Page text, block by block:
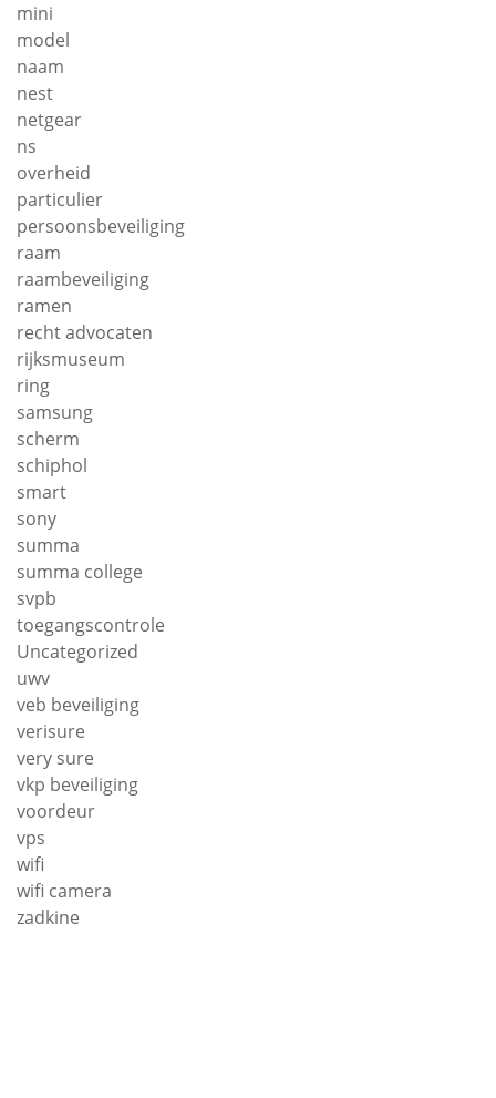
mini
model
naam
nest
netgear
ns
overheid
particulier
persoonsbeveiliging
raam
raambeveiliging
ramen
recht advocaten
rijksmuseum
ring
samsung
scherm
schiphol
smart
sony
summa
summa college
svpb
toegangscontrole
Uncategorized
uwv
veb beveiliging
verisure
very sure
vkp beveiliging
voordeur
vps
wifi
wifi camera
zadkine